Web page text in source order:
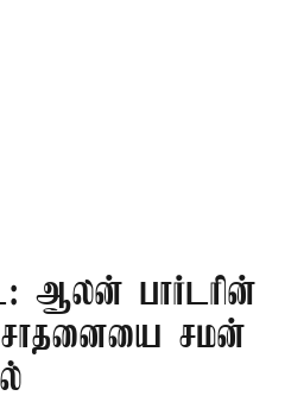
ஆலன் பார்டரின்
சமன்